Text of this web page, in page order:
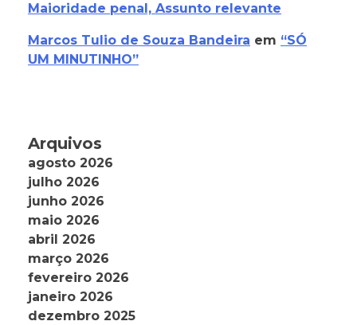
Maioridade penal, Assunto relevante
Marcos Tulio de Souza Bandeira em “SÓ
UM MINUTINHO”
Arquivos
agosto 2026
julho 2026
junho 2026
maio 2026
abril 2026
março 2026
fevereiro 2026
janeiro 2026
dezembro 2025